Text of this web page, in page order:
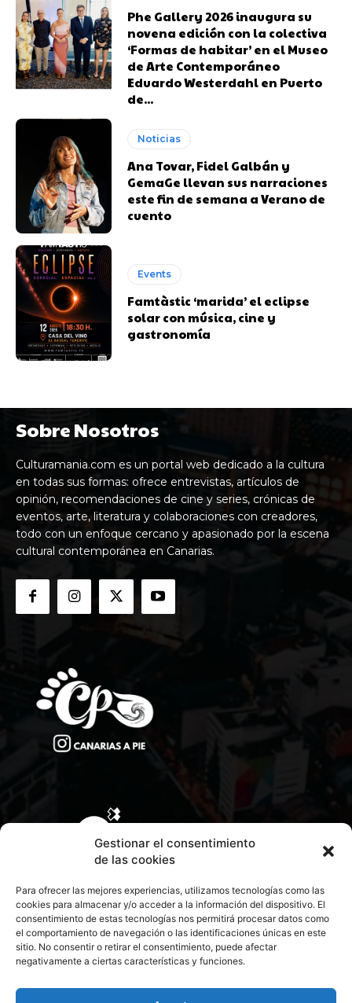
Gestionar el consentimiento
de las cookies
Para ofrecer las mejores experiencias, utilizamos tecnologías como las
cookies para almacenar y/o acceder a la información del dispositivo. El
consentimiento de estas tecnologías nos permitirá procesar datos como
el comportamiento de navegación o las identificaciones únicas en este
sitio. No consentir o retirar el consentimiento, puede afectar
negativamente a ciertas características y funciones.
Phe Gallery 2026 inaugura su
novena edición con la colectiva
‘Formas de habitar’ en el Museo
de Arte Contemporáneo
Eduardo Westerdahl en Puerto
de...
Noticias
Ana Tovar, Fidel Galbán y
GemaGe llevan sus narraciones
este fin de semana a Verano de
cuento
Events
Famtàstic ‘marida’ el eclipse
solar con música, cine y
gastronomía
Sobre Nosotros
Culturamania.com es un portal web dedicado a la cultura
en todas sus formas: ofrece entrevistas, artículos de
opinión, recomendaciones de cine y series, crónicas de
eventos, arte, literatura y colaboraciones con creadores,
todo con un enfoque cercano y apasionado por la escena
cultural contemporánea en Canarias.
CONTACTA CON NOSOTROS